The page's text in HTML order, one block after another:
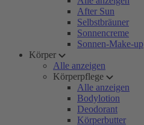
After Sun
Selbstbräuner
Sonnencreme
Sonnen-Make-up
Körper
Alle anzeigen
Körperpflege
Alle anzeigen
Bodylotion
Deodorant
Körperbutter